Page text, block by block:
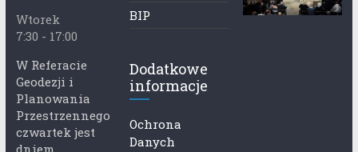
Wtorek
7:30 - 17:00
W Referacie
Geodezji i
Planowania
Przestrzennego
czwartek jest
BIP
Dodatkowe
informacje
Ochrona
Danych